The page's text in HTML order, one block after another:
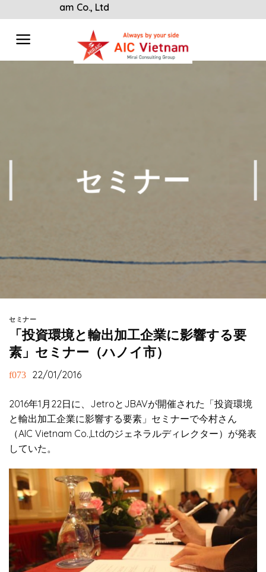
to
content
Co., Ltd
セミナー
セミナー
「投資環境と輸出加工企業に影響する要
素」セミナー（ハノイ市）
22/01/2016
2016年1月22日に、JetroとJBAVが開催された「投資環境
と輸出加工企業に影響する要素」セミナーで今村さん
（AIC Vietnam Co.,Ltdのジェネラルディレクター）が発表
していた。